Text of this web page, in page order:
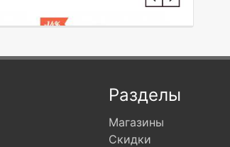
Разделы
Магазины
Скидки